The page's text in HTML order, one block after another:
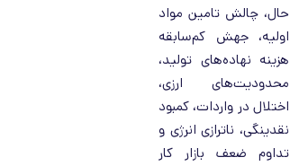
حال، چالش تامین مواد
اولیه، جهش کم‌سابقه
هزینه نهاده‌های تولید،
محدودیت‌های ارزی،
اختلال در واردات، کمبود
نقدینگی، ناترازی انرژی و
تداوم ضعف بازار کار